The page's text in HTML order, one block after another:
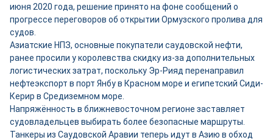
июня 2020 года, решение принято на фоне сообщений о
прогрессе переговоров об открытии Ормузского пролива для
судов.
Азиатские НПЗ, основные покупатели саудовской нефти,
ранее просили у королевства скидку из-за дополнительных
логистических затрат, поскольку Эр-Рияд перенаправил
нефтеэкспорт в порт Янбу в Красном море и египетский Сиди-
Керир в Средиземном море.
Напряжённость в ближневосточном регионе заставляет
судовладельцев выбирать более безопасные маршруты.
Танкеры из Саудовской Аравии теперь идут в Азию в обход